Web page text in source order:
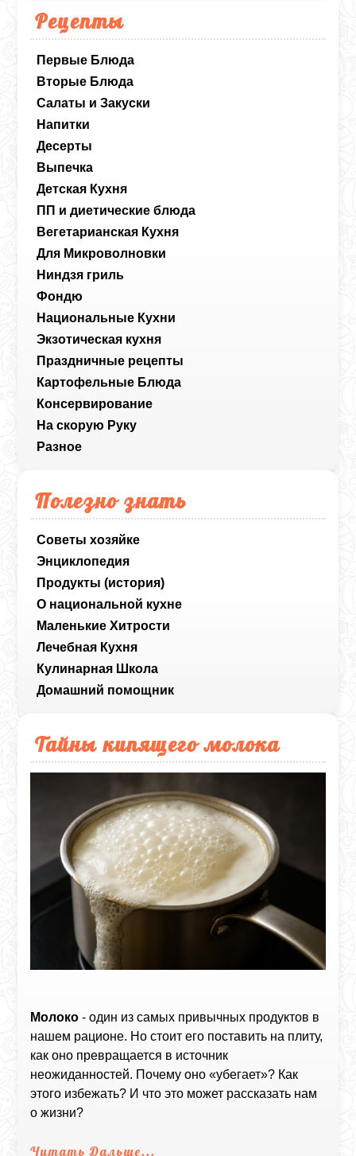
Рецепты
Первые Блюда
Вторые Блюда
Салаты и Закуски
Напитки
Десерты
Выпечка
Детская Кухня
ПП и диетические блюда
Вегетарианская Кухня
Для Микроволновки
Ниндзя гриль
Фондю
Национальные Кухни
Экзотическая кухня
Праздничные рецепты
Картофельные Блюда
Консервирование
На скорую Руку
Разное
Полезно знать
Советы хозяйке
Энциклопедия
Продукты (история)
О национальной кухне
Маленькие Хитрости
Лечебная Кухня
Кулинарная Школа
Домашний помощник
Тайны кипящего молока
Молоко - один из самых привычных продуктов в
нашем рационе. Но стоит его поставить на плиту,
как оно превращается в источник
неожиданностей. Почему оно «убегает»? Как
этого избежать? И что это может рассказать нам
о жизни?
Читать Дальше...